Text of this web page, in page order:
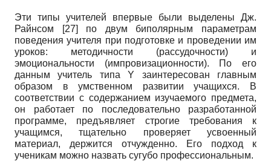
Эти типы учителей впервые были выделены Дж.
Райнсом [27] по двум биполярным параметрам
поведения учителя при подготовке и проведении им
уроков: методичности (рассудочности) и
эмоциональности (импровизационности). По его
данным учитель типа Y заинтересован главным
образом в умственном развитии учащихся. В
соответствии с содержанием изучаемого предмета,
он работает по последовательно разработанной
программе, предъявляет строгие требования к
учащимся, тщательно проверяет усвоенный
материал, держится отчужденно. Его подход к
ученикам можно назвать сугубо профессиональным.